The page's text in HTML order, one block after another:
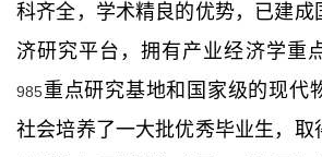
科齐全，学术精良的优势，已建成
济研究平台，拥有产业经济学重
985重点研究基地和国家级的现代
社会培养了一大批优秀毕业生，取